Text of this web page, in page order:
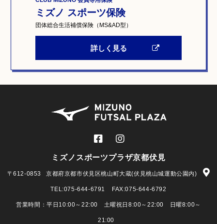
ミズノ スポーツ保険
団体総合生活補償保険（MS&AD型）
詳しく見る
ミズノスポーツプラザ京都伏見
〒612-0853 京都府京都市伏見区桃山町大蔵(伏見桃山城運動公園内)
TEL:075-644-6791 FAX:075-644-6792
営業時間：平日10:00～22:00 土曜祝日8:00～22:00 日曜8:00～
21:00